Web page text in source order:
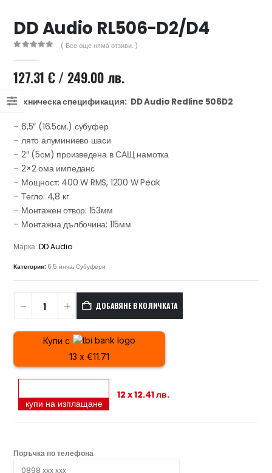
DD Audio RL506-D2/D4
( Все още няма отзиви. )
127.31 €/ 249.00 лв.
Техническа спецификация: DD Audio Redline 506D2
– 6,5″ (16.5см.) субуфер
– лято алуминиево шаси
– 2″ (5см) произведена в САЩ намотка
– 2×2 ома импеданс
– Мощност: 400 W RMS, 1200 W Peak
– Тегло: 4,8 кг
– Монтажен отвор: 153мм
– Монтажна дълбочина: 115мм
Марка:DD Audio
Категории: 6.5 инча,Субуфери
ДОБАВЯНЕ В КОЛИЧКАТА
Купи с
13 x €11.71
купи на изплащане
12 x 12.41 лв.
Поръчка по телефона